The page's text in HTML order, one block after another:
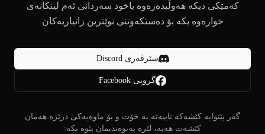
کەمێکی دیکە هەوڵبدەرەوە یاخود سەردانی ئەم لینکانەی
خوارەوە بکە بۆ دەستکەوتنی نوێترین زانیاریەکان
سێرڤەری Discord
گروپی Facebook
گەر پێتوایە کێشەکە تایبەتە بە خۆت و بۆ ماوەیەکی درێژە هەمان
کێشەت هەیە، لێرە پەیوەندیمان پێوە بکە: